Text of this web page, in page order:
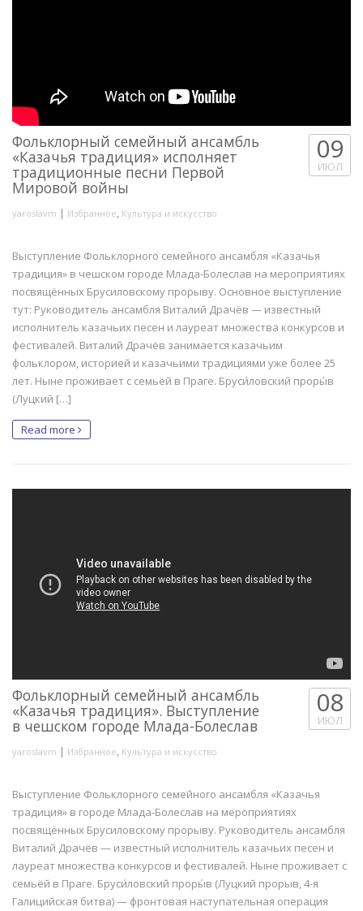
Фольклорный семейный ансамбль
«Казачья традиция» исполняет
традиционные песни Первой
Мировой войны
yaroslavm | Избранное, Культура и искусство
09
ИЮЛ
Выступление Фольклорного семейного ансамбля «Казачья
традиция» в чешском городе Млада-Болеслав на мероприятиях
посвящённых Брусиловскому прорыву. Основное выступление
тут: Руководитель ансамбля Виталий Драчёв — известный
исполнитель казачьих песен и лауреат множества конкурсов и
фестивалей. Виталий Драчёв занимается казачьим
фольклором, историей и казачьими традициями уже более 25
лет. Ныне проживает с семьёй в Праге. Бруси́ловский проры́в
(Луцкий […]
Read more
Фольклорный семейный ансамбль
«Казачья традиция». Выступление
в чешском городе Млада-Болеслав
yaroslavm | Избранное, Культура и искусство
08
ИЮЛ
Выступление Фольклорного семейного ансамбля «Казачья
традиция» в городе Млада-Болеслав на мероприятиях
посвящённых Брусиловскому прорыву. Руководитель ансамбля
Виталий Драчёв — известный исполнитель казачьих песен и
лауреат множества конкурсов и фестивалей. Ныне проживает с
семьёй в Праге. Бруси́ловский проры́в (Луцкий прорыв, 4-я
Галицийская битва) — фронтовая наступательная операция